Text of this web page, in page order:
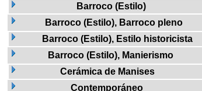
Barroco (Estilo)
Barroco (Estilo), Barroco pleno
Barroco (Estilo), Estilo historicista
Barroco (Estilo), Manierismo
Cerámica de Manises
Contemporáneo